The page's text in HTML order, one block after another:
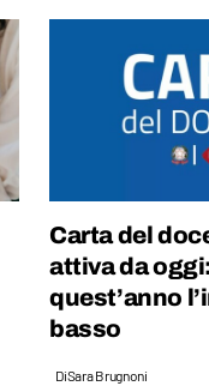
Carta del
attiva da
quest’anno
basso
DiSara Brugnoni